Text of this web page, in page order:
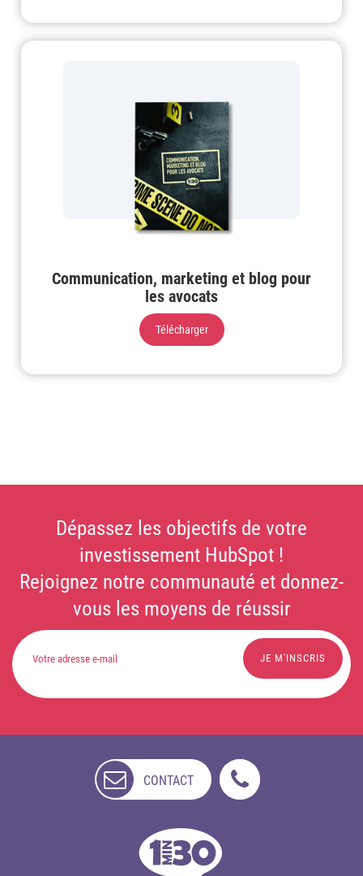
Communication, marketing et blog pour
les avocats
Télécharger
Dépassez les objectifs de votre
investissement HubSpot !
Rejoignez notre communauté et donnez-
vous les moyens de réussir
CONTACT
DISPONIBLE